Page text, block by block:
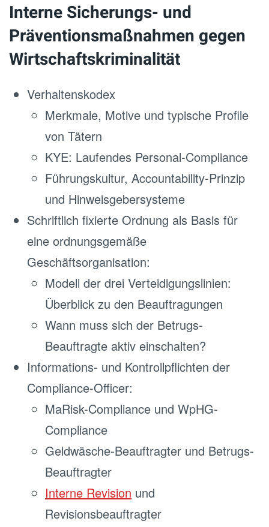
Interne Sicherungs- und
Präventionsmaßnahmen gegen
Wirtschaftskriminalität
Verhaltenskodex
Merkmale, Motive und typische Profile
von Tätern
KYE: Laufendes Personal-Compliance
Führungskultur, Accountability-Prinzip
und Hinweisgebersysteme
Schriftlich fixierte Ordnung als Basis für
eine ordnungsgemäße
Geschäftsorganisation:
Modell der drei Verteidigungslinien:
Überblick zu den Beauftragungen
Wann muss sich der Betrugs-
Beauftragte aktiv einschalten?
Informations- und Kontrollpflichten der
Compliance-Officer:
MaRisk-Compliance und WpHG-
Compliance
Geldwäsche-Beauftragter und Betrugs-
Beauftragter
Interne Revision und
Revisionsbeauftragter